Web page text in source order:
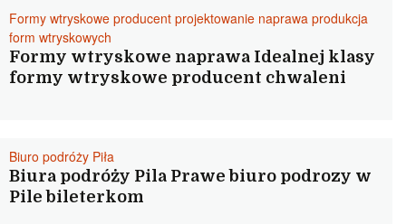
Formy wtryskowe producent projektowanie naprawa produkcja
form wtryskowych
Formy wtryskowe naprawa Idealnej klasy
formy wtryskowe producent chwaleni
Biuro podróży Piła
Biura podróży Pila Prawe biuro podrozy w
Pile bileterkom